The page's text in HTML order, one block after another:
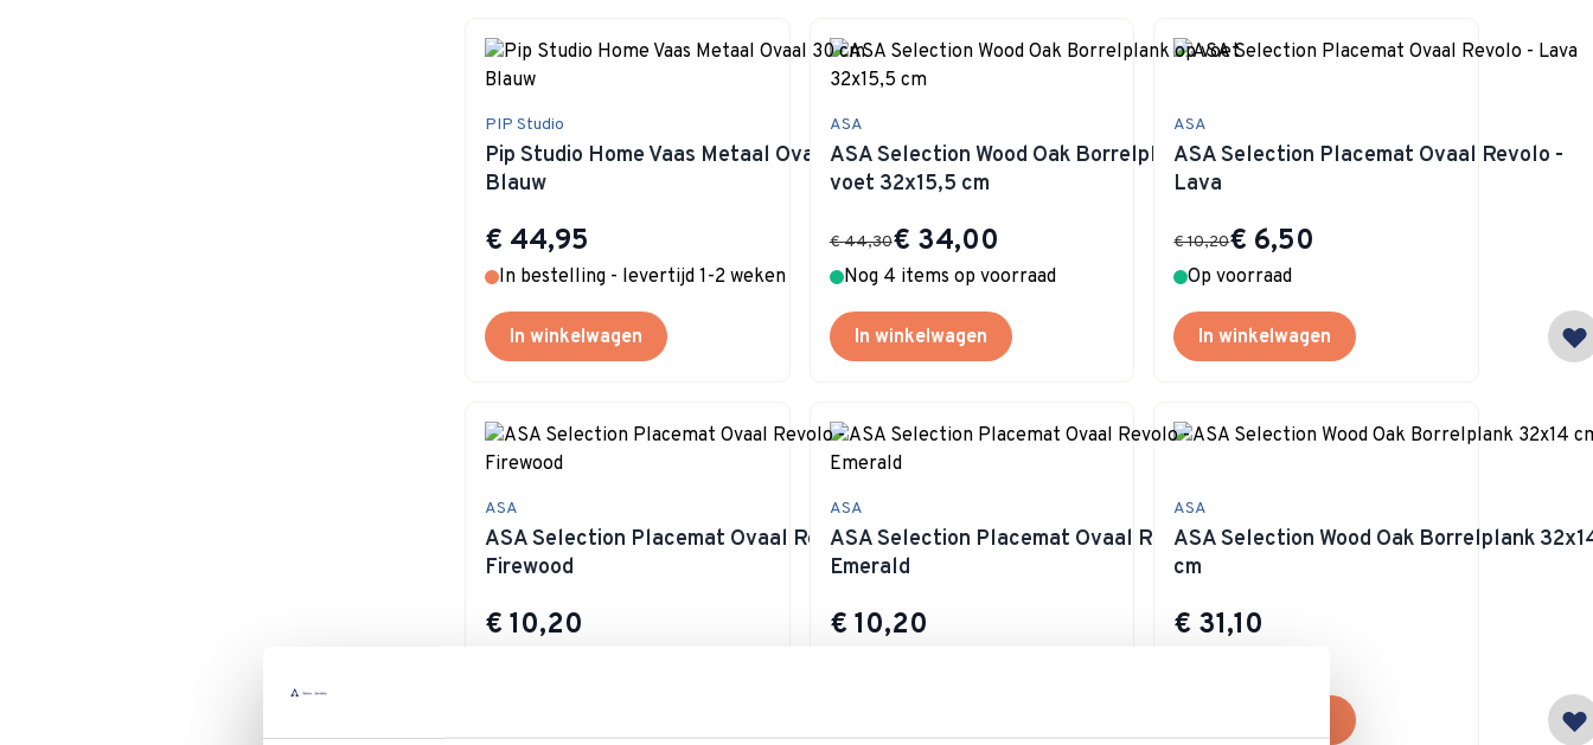
PIP Studio
Pip Studio Home Vaas Metaal Ovaal 30 cm
Blauw
€ 44,95
In bestelling - levertijd 1-2 weken
In winkelwagen
ASA
ASA Selection Wood Oak Borrelplank op
voet 32x15,5 cm
Special Price
€ 34,00
€ 44,30
Nog 4 items op voorraad
In winkelwagen
ASA
ASA Selection Placemat Ovaal Revolo -
Lava
Special Price
€ 6,50
€ 10,20
Op voorraad
In winkelwagen
ASA
ASA Selection Placemat Ovaal Revolo -
Firewood
€ 10,20
ASA
ASA Selection Placemat Ovaal Revolo -
Emerald
€ 10,20
ASA
ASA Selection Wood Oak Borrelplank
cm
€ 31,10